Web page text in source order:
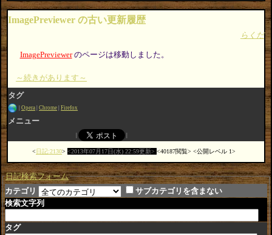
ImagePreviewer の古い更新履歴
らくだ
ImagePreviewerのページは移動しました。
～続きがあります～
タグ
Opera Chrome Firefox
メニュー
日記:2130 2013年07月17日(水) 22:59更新 40187閲覧 公開レベル 1
日記検索フォーム
カテゴリ
サブカテゴリを含まない
検索文字列
タグ